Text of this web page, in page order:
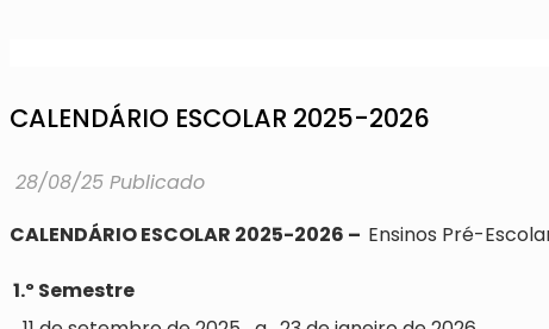
CALENDÁRIO ESCOLAR 2025-2026
28/08/25 Publicado
CALENDÁRIO ESCOLAR 2025-2026 – Ensinos Pré-
1.º Semestre